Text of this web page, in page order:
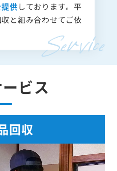
供しております。平
と組み合わせてご依
ビス
回収